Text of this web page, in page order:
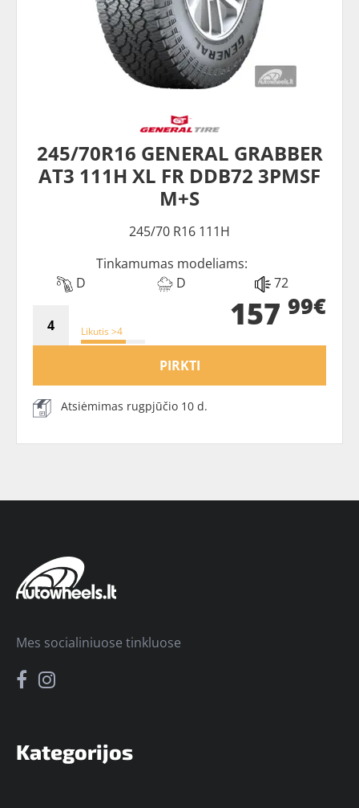
245/70R16 GENERAL GRABBER
AT3 111H XL FR DDB72 3PMSF
M+S
245/70 R16 111H
Tinkamumas modeliams:
D
D 72
Likutis >4 157 99€
PIRKTI
Atsiėmimas rugpjūčio 10 d.
Kategorijos
Mes socialiniuose tinkluose